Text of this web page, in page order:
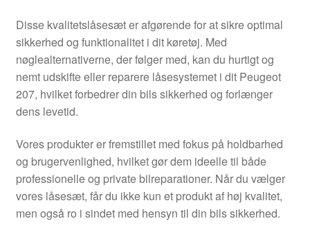
Levering
Min Konto
Om os
Vilkår og betingelser
Disse kvalitetslåsesæt er afgørende for at sikre optimal
sikkerhed og funktionalitet i dit køretøj. Med
nøglealternativerne, der følger med, kan du hurtigt og
nemt udskifte eller reparere låsesystemet i dit Peugeot
207, hvilket forbedrer din bils sikkerhed og forlænger
dens levetid.
Vores produkter er fremstillet med fokus på holdbarhed
og brugervenlighed, hvilket gør dem ideelle til både
professionelle og private bilreparationer. Når du vælger
vores låsesæt, får du ikke kun et produkt af høj kvalitet,
men også ro i sindet med hensyn til din bils sikkerhed.